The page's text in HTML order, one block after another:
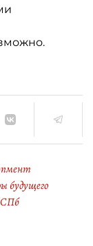
будущего